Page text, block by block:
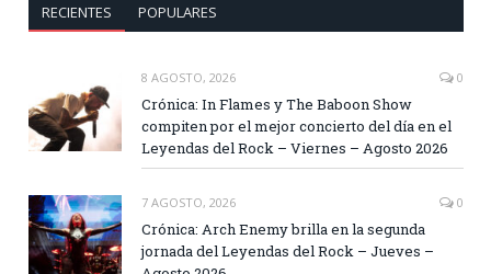
RECIENTES POPULARES
8 AGOSTO, 2026 0
Crónica: In Flames y The Baboon Show
compiten por el mejor concierto del día en el
Leyendas del Rock – Viernes – Agosto 2026
7 AGOSTO, 2026 0
Crónica: Arch Enemy brilla en la segunda
jornada del Leyendas del Rock – Jueves –